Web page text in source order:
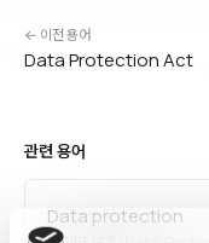
← 이전 용어
Data Protection Act
관련 용어
Data protection